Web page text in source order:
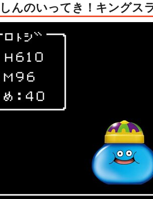
んのいってき！キングス